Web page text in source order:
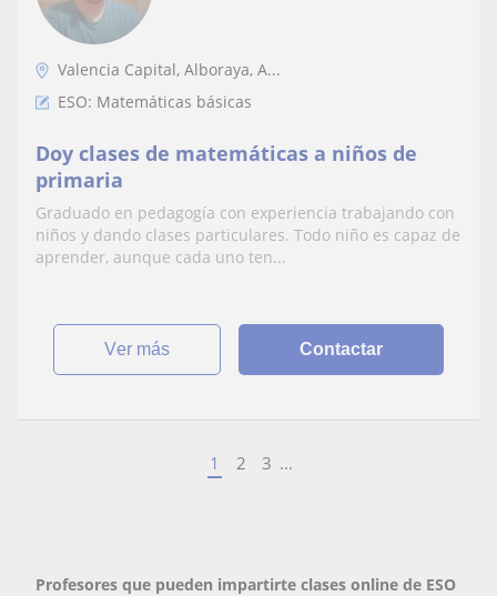
Valencia Capital, Alboraya, A...
ESO: Matemáticas básicas
Doy clases de matemáticas a niños de
primaria
Graduado en pedagogía con experiencia trabajando con
niños y dando clases particulares. Todo niño es capaz de
aprender, aunque cada uno ten...
ver más Contactar
1 2 3 ...
Profesores que pueden impartirte clases online de ESO